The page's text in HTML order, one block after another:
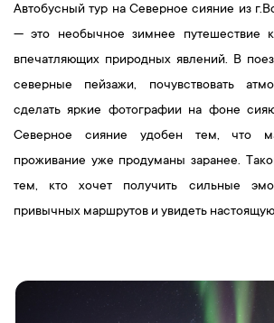
Автобусный тур на Северное сияние из
— это необычное зимнее путешествие
впечатляющих природных явлений. В
северные пейзажи, почувствовать
сделать яркие фотографии на фоне
Северное сияние удобен тем, что
проживание уже продуманы заранее.
тем, кто хочет получить сильные
привычных маршрутов и увидеть